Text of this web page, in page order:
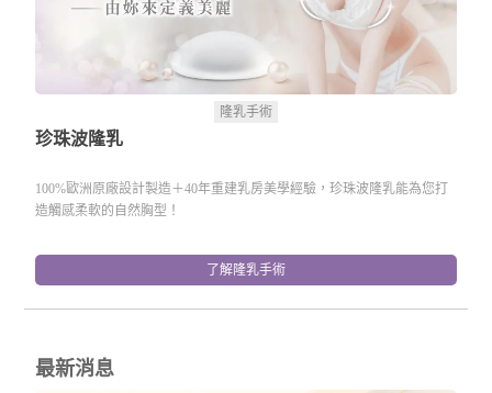
隆乳手術
珍珠波隆乳
100%歐洲原廠設計製造＋40年重建乳房美學經驗，珍珠波隆乳能為您打
造觸感柔軟的自然胸型！
了解隆乳手術
最新消息